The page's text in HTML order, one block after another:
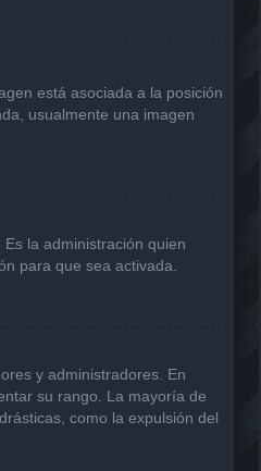
está asociada a la posición
usualmente una imagen
la administración quien
para que sea activada.
y administradores. En
su rango. La mayoría de
como la expulsión del